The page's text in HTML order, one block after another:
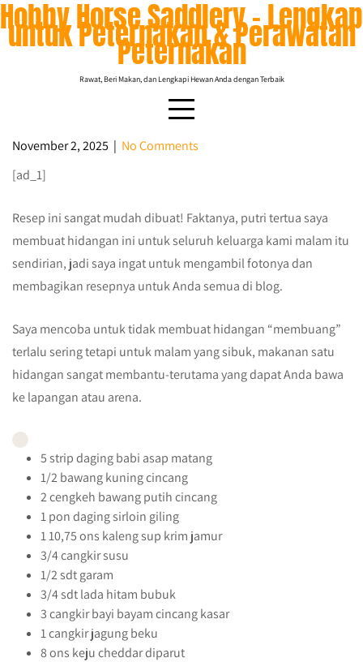
Skip
to
content
Hobby Horse Saddlery – Lengkap
untuk Peternakan & Perawatan
Peternakan
Rawat, Beri Makan, dan Lengkapi Hewan Anda dengan Terbaik
November 2, 2025 | No Comments
[ad_1]
Resep ini sangat mudah dibuat! Faktanya, putri tertua saya
membuat hidangan ini untuk seluruh keluarga kami malam itu
sendirian, jadi saya ingat untuk mengambil fotonya dan
membagikan resepnya untuk Anda semua di blog.
Saya mencoba untuk tidak membuat hidangan “membuang”
terlalu sering tetapi untuk malam yang sibuk, makanan satu
hidangan sangat membantu-terutama yang dapat Anda bawa
ke lapangan atau arena.
5 stripdaging babi asap matang
1/2bawang kuningcincang
2cengkeh bawang putihcincang
1pondaging sirloin giling
110,75 ons kaleng sup krim jamur
3/4cangkirsusu
1/2sdtgaram
3/4sdtlada hitam bubuk
3cangkirbayi bayamcincang kasar
1cangkirjagung beku
8ons keju cheddardiparut